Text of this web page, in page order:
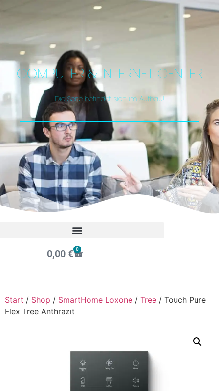
COMPUTER & INTERNET CENTER
Die Seite befindet sich im Aufbau!
0,00 € 0
Start / Shop / SmartHome Loxone / Tree / Touch Pure
Flex Tree Anthrazit